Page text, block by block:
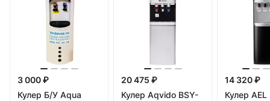
3 000 ₽
Кулер Б/У Aqua
20 475 ₽
Кулер Aqvido BSY-
14 320 ₽
Кулер AEL